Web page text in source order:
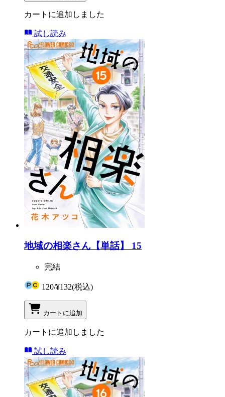
カートに追加しました
試し読み
地域の相楽さん【単話】 15
完結
120/¥132(税込)
カートに追加
カートに追加しました
試し読み